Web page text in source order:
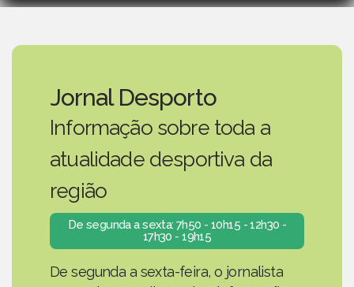
Jornal Desporto
Informação sobre toda a
atualidade desportiva da
região
De segunda a sexta: 7h50 - 10h15 - 12h30 -
17h30 - 19h15
De segunda a sexta-feira, o jornalista